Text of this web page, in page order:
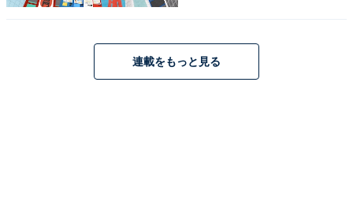
アクセス：JR京浜東北線「北浦和駅」東口より徒歩7分 /
無料駐車場あり（100台）連載をもっと見る